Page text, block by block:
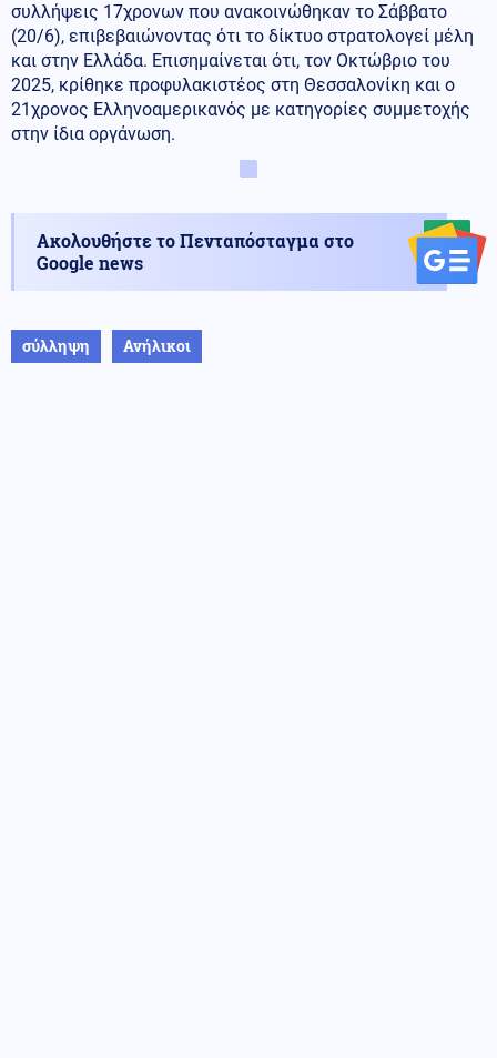
συλλήψεις 17χρονων που ανακοινώθηκαν το Σάββατο
(20/6), επιβεβαιώνοντας ότι το δίκτυο στρατολογεί μέλη
και στην Ελλάδα. Επισημαίνεται ότι, τον Οκτώβριο του
2025, κρίθηκε προφυλακιστέος στη Θεσσαλονίκη και ο
21χρονος Ελληνοαμερικανός με κατηγορίες συμμετοχής
στην ίδια οργάνωση.
Ακολουθήστε το Πενταπόσταγμα στο
Google news
σύλληψη Ανήλικοι